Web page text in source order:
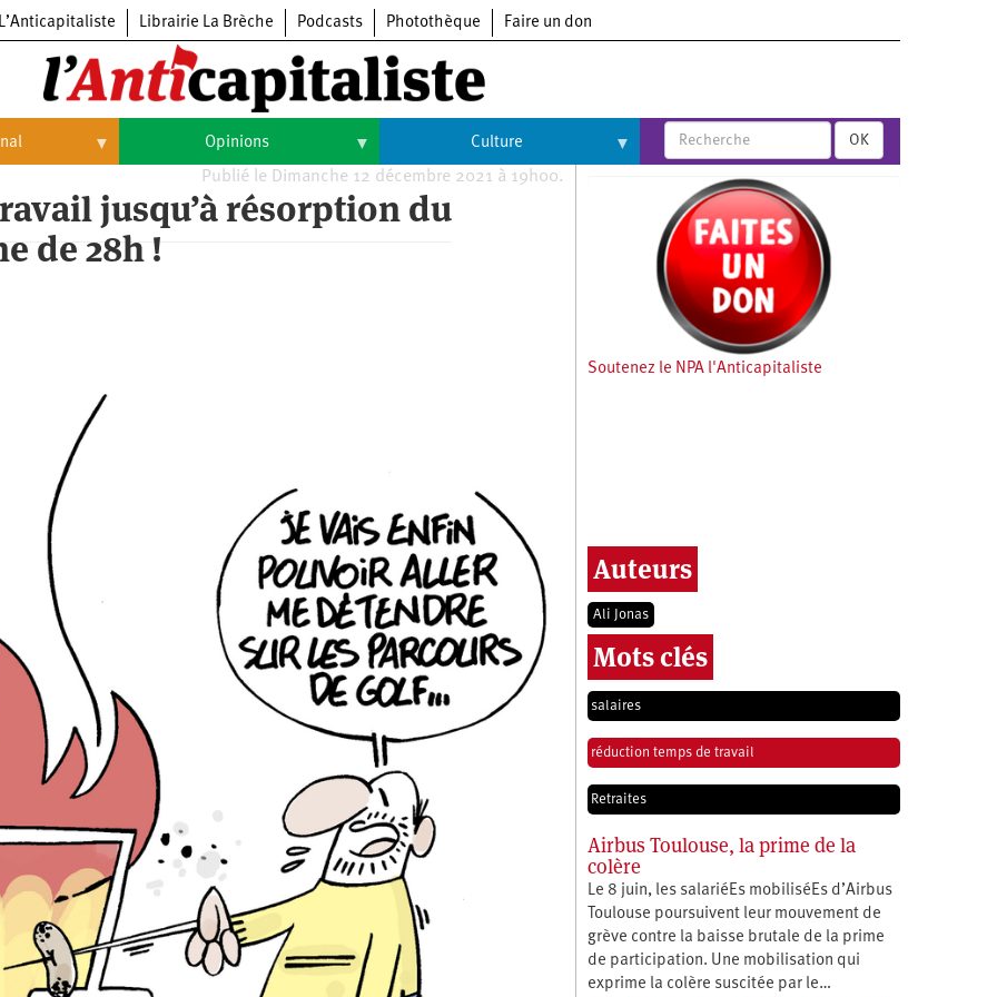
L’Anticapitaliste Librairie La Brèche Podcasts Photothèque Faire un don
Opinions
Opinions
Histoire
Culture OK
Publié le Dimanche 12 décembre 2021 à 19h00.
jusqu’à résorption du
de 28h !
Soutenez le NPA l'Anticapitaliste
Auteurs
Ali Jonas
Mots clés
salaires
réduction temps de travail
Retraites
Airbus Toulouse, la prime de la
colère
Le 8 juin, les salariéEs mobiliséEs d’Airbus
Toulouse poursuivent leur mouvement de
grève contre la baisse brutale de la prime
de participation. Une mobilisation qui
exprime la colère suscitée par le…